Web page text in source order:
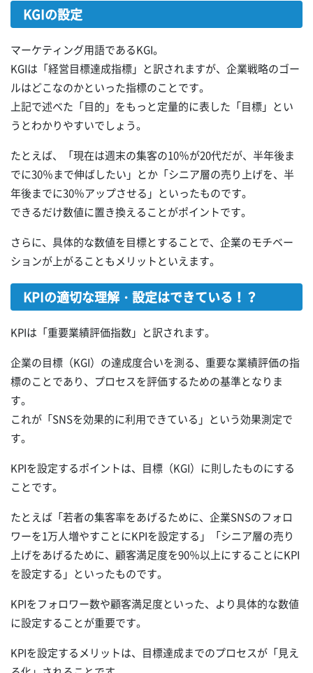
KGIの設定
マーケティング用語であるKGI。
KGIは「経営目標達成指標」と訳されますが、企業戦略のゴー
ルはどこなのかといった指標のことです。
上記で述べた「目的」をもっと定量的に表した「目標」とい
うとわかりやすいでしょう。
たとえば、「現在は週末の集客の10％が20代だが、半年後ま
でに30％まで伸ばしたい」とか「シニア層の売り上げを、半
年後までに30％アップさせる」といったものです。
できるだけ数値に置き換えることがポイントです。
さらに、具体的な数値を目標とすることで、企業のモチベー
ションが上がることもメリットといえます。
KPIの適切な理解・設定はできている！？
KPIは「重要業績評価指数」と訳されます。
企業の目標（KGI）の達成度合いを測る、重要な業績評価の指
標のことであり、プロセスを評価するための基準となりま
す。
これが「SNSを効果的に利用できている」という効果測定で
す。
KPIを設定するポイントは、目標（KGI）に則したものにする
ことです。
たとえば「若者の集客率をあげるために、企業SNSのフォロ
ワーを1万人増やすことにKPIを設定する」「シニア層の売り
上げをあげるために、顧客満足度を90％以上にすることにKPI
を設定する」といったものです。
KPIをフォロワー数や顧客満足度といった、より具体的な数値
に設定することが重要です。
KPIを設定するメリットは、目標達成までのプロセスが「見え